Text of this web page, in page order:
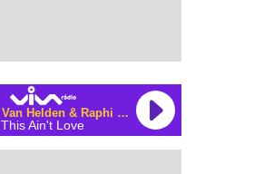
Armand Van Helden & Raphi & George Reid
This Ain't Love